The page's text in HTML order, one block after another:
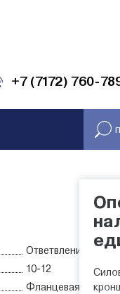
+7 (7172) 760-
Ответвление
10-12
Фланцевая